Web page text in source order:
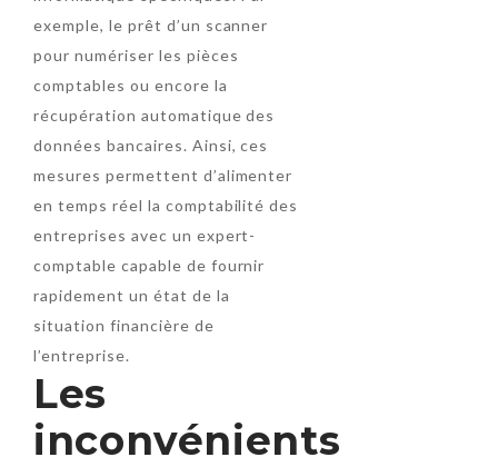
exemple, le prêt d’un scanner
pour numériser les pièces
comptables ou encore la
récupération automatique des
données bancaires. Ainsi, ces
mesures permettent d’alimenter
en temps réel la comptabilité des
entreprises avec un expert-
comptable capable de fournir
rapidement un état de la
situation financière de
l’entreprise.
Les
inconvénients